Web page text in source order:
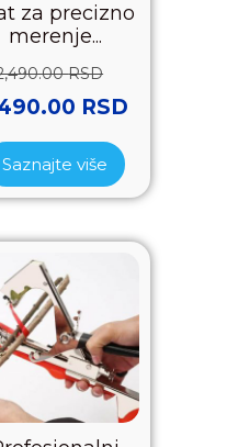
za precizno
merenje...
RSD
RSD
Saznajte više